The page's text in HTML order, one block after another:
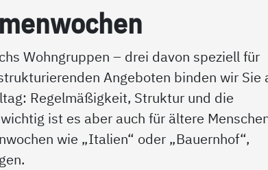
Wohngruppen – drei davon speziell für
Angeboten binden wir Sie
Regelmäßigkeit, Struktur und die
ist es aber auch für ältere
wie „Italien“ oder „Bauernhof“,